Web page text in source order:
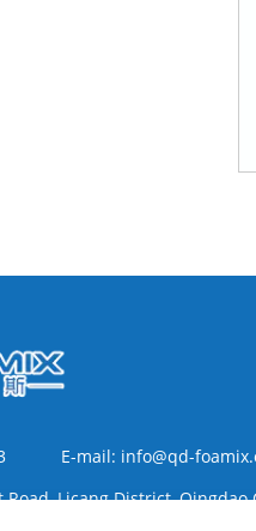
E-mail: info@qd-
Road, Licang District,